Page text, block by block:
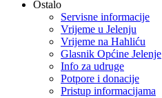
Ostalo
Servisne informacije
Vrijeme u Jelenju
Vrijeme na Hahliću
Glasnik Općine Jelenje
Info za udruge
Potpore i donacije
Pristup informacijama